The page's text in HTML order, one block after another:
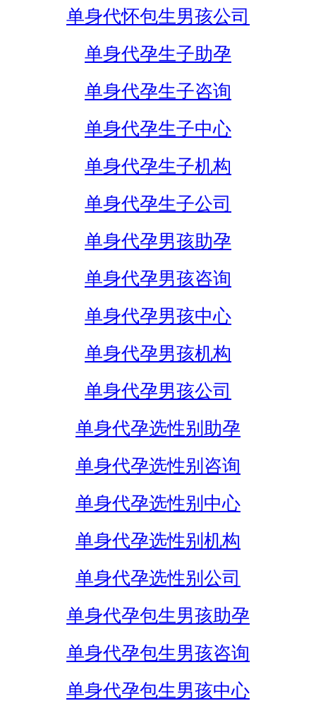
单身代怀包生男孩公司
单身代孕生子助孕
单身代孕生子咨询
单身代孕生子中心
单身代孕生子机构
单身代孕生子公司
单身代孕男孩助孕
单身代孕男孩咨询
单身代孕男孩中心
单身代孕男孩机构
单身代孕男孩公司
单身代孕选性别助孕
单身代孕选性别咨询
单身代孕选性别中心
单身代孕选性别机构
单身代孕选性别公司
单身代孕包生男孩助孕
单身代孕包生男孩咨询
单身代孕包生男孩中心